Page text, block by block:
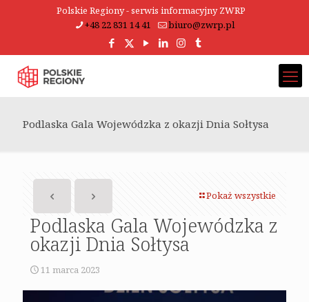
Polskie Regiony - serwis informacyjny ZWRP
+48 22 831 14 41
biuro@zwrp.pl
Podlaska Gala Wojewódzka z okazji Dnia Sołtysa
Pokaż wszystkie
Podlaska Gala Wojewódzka z
okazji Dnia Sołtysa
11 marca 2023